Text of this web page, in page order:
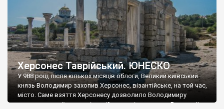
Херсонес Таврійський. ЮНЕСКО
У 988 році, після кількох місяців облоги, Великий київський
князь Володимир захопив Херсонес, візантійське, на той час,
місто. Саме взяття Херсонесу дозволило Володимиру
диктувати свої умови візантійському імператору Василю ІІ, та